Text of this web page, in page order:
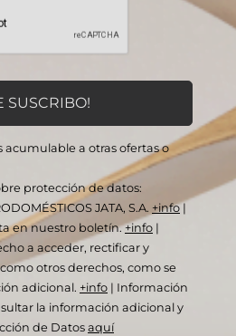
acumulable a otras ofertas o
protección de datos:
JATA, S.A. +info |
en nuestro boletín.+info |
a acceder, rectificar y
otros derechos, como se
adicional. +info | Información
la información adicional y
de Datos aquí